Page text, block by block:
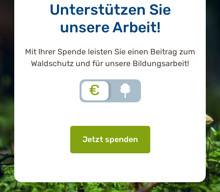
Unterstützen Sie
unsere Arbeit!
Mit Ihrer Spende leisten Sie einen Beitrag zum
Waldschutz und für unsere Bildungsarbeit!
€
Jetzt spenden